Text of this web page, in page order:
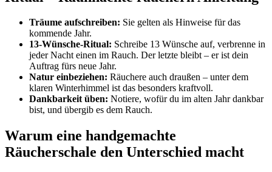
Träume aufschreiben: Sie gelten als Hinweise für das
kommende Jahr.
13-Wünsche-Ritual: Schreibe 13 Wünsche auf, verbrenne in
jeder Nacht einen im Rauch. Der letzte bleibt – er ist dein
Auftrag fürs neue Jahr.
Natur einbeziehen: Räuchere auch draußen – unter dem
klaren Winterhimmel ist das besonders kraftvoll.
Dankbarkeit üben: Notiere, wofür du im alten Jahr dankbar
bist, und übergib es dem Rauch.
Warum eine handgemachte
Räucherschale den Unterschied macht